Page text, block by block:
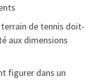
de tennis doit-
aux dimensions
figurer dans un